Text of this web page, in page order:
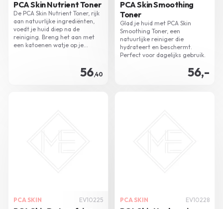
PCA Skin Nutrient Toner
De PCA Skin Nutrient Toner, rijk
aan natuurlijke ingrediënten,
voedt je huid diep na de
reiniging. Breng het aan met
een katoenen watje op je
voorbereiding op serums en
56,40
PCA Skin Smoothing
Toner
Glad je huid met PCA Skin
Smoothing Toner, een
natuurlijke reiniger die
hydrateert en beschermt.
Perfect voor dagelijks gebruik.
56,-
PCA SKIN EV10225 PCA SKIN EV10228